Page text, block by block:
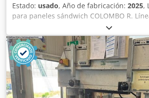
Estado: usado, Año de fabricación: 2025,
para paneles sándwich COLOMBO R.
la fabricación de paneles sándwich de
de hasta 8 metros de longitud.
integrada con prensa de platos
espumado de alta presión y línea de
solución industrial de alto rendimiento
de paneles sándwich de cubierta y
las normas europeas. Características de